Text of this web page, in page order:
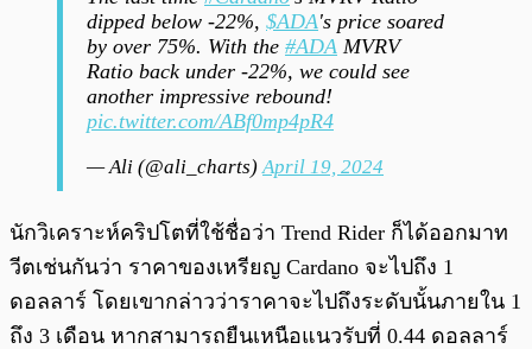
dipped below -22%, $ADA's price soared
by over 75%. With the #ADA MVRV
Ratio back under -22%, we could see
another impressive rebound!
pic.twitter.com/ABf0mp4pR4
— Ali (@ali_charts)April 19, 2024
นักวิเคราะห์คริปโตที่ใช้ชื่อว่า Trend Rider ก็ได้ออกมาท
วีตเช่นกันว่า ราคาของเหรียญ Cardano จะไปถึง 1
ดอลลาร์ โดยเขากล่าวว่าราคาจะไปถึงระดับนั้นภายใน 1
ถึง 3 เดือน หากสามารถยืนเหนือแนวรับที่ 0.44 ดอลลาร์